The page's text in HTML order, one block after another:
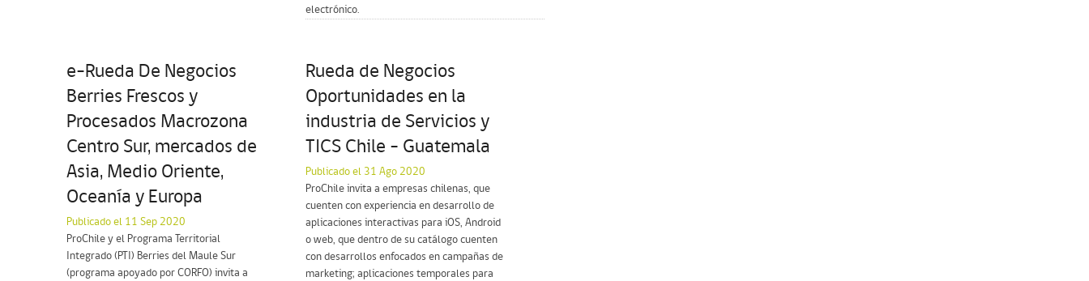
electrónico.
e-Rueda De Negocios
Berries Frescos y
Procesados Macrozona
Centro Sur, mercados de
Asia, Medio Oriente,
Oceanía y Europa
Publicado el 11 Sep 2020
ProChile y el Programa Territorial
Integrado (PTI) Berries del Maule Sur
(programa apoyado por CORFO) invita a
Rueda de Negocios
Oportunidades en la
industria de Servicios y
TICS Chile – Guatemala
Publicado el 31 Ago 2020
ProChile invita a empresas chilenas, que
cuenten con experiencia en desarrollo de
aplicaciones interactivas para iOS, Android
o web, que dentro de su catálogo cuenten
con desarrollos enfocados en campañas de
marketing; aplicaciones temporales para